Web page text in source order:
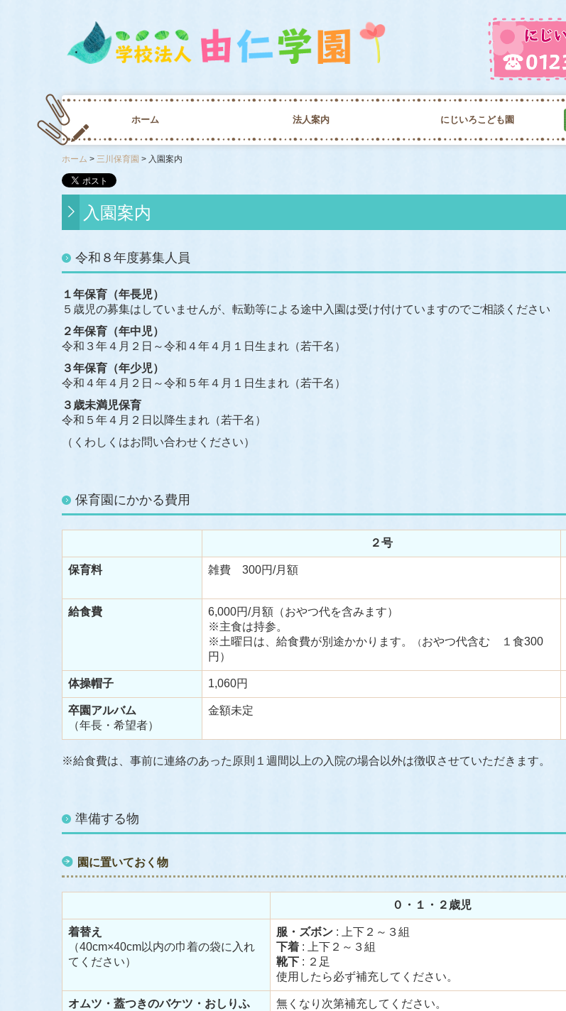
ホーム 法人案内 にじいろこども園
ホーム 三川保育園 入園案内
入園案内
令和８年度募集人員
１年保育（年長児）
５歳児の募集はしていませんが、転勤等による途中入園は受け付けていますのでご相談ください
２年保育（年中児）
令和３年４月２日～令和４年４月１日生まれ（若干名）
３年保育（年少児）
令和４年４月２日～令和５年４月１日生まれ（若干名）
３歳未満児保育
令和５年４月２日以降生まれ（若干名）
（くわしくはお問い合わせください）
保育園にかかる費用
２号
保育料 雑費 300円/月額
給食費
6,000円/月額（おやつ代を含みます）
※主食は持参。
※土曜日は、給食費が別途かかります。
（ おやつ代含む
１食300
円）
体操帽子 1,060円
卒園アルバム
（年長・希望者）
金額未定
※給食費は、事前に連絡のあった原則１週間以上の入院の場合以外は徴収させていただきます。
準備する物
園に置いておく物
０・１・２歳児
着替え
（40cm×40cm以内の巾着の袋に入れ
てください）
服・ズボン : 上下２～３組
下着 : 上下２～３組
靴下 : ２足
使用したら必ず補充してください。
オムツ・蓋つきのバケツ・おしりふ
無くなり次第補充してください。